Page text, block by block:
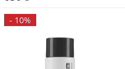
- 10%